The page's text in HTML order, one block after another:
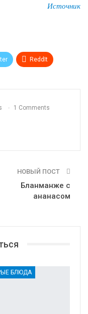
Источник
ReddIt
1 Comments
НОВЫЙ ПОСТ
Бланманже с
ананасом
БЛЮДА